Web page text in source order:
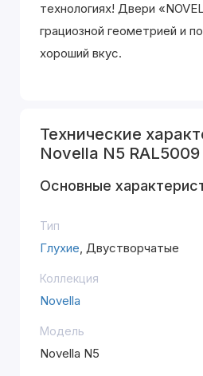
технологиях! Двери
грациозной геометрией и
хороший вкус.
Технические
Novella N5 RAL5009
Основные
Тип
Глухие, Двустворчатые
Коллекция
Novella
Модель
Novella N5